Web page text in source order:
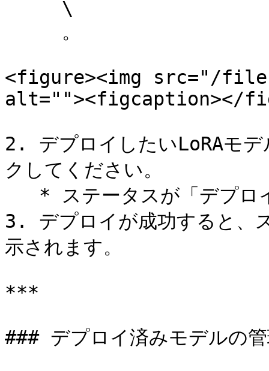
<figure><img src="/files/
alt=""><figcaption></
2. デプロイしたいLoRAモデ
クしてください。
3. デプロイが成功すると、
示されます。
***
### デプロイ済みモデルの